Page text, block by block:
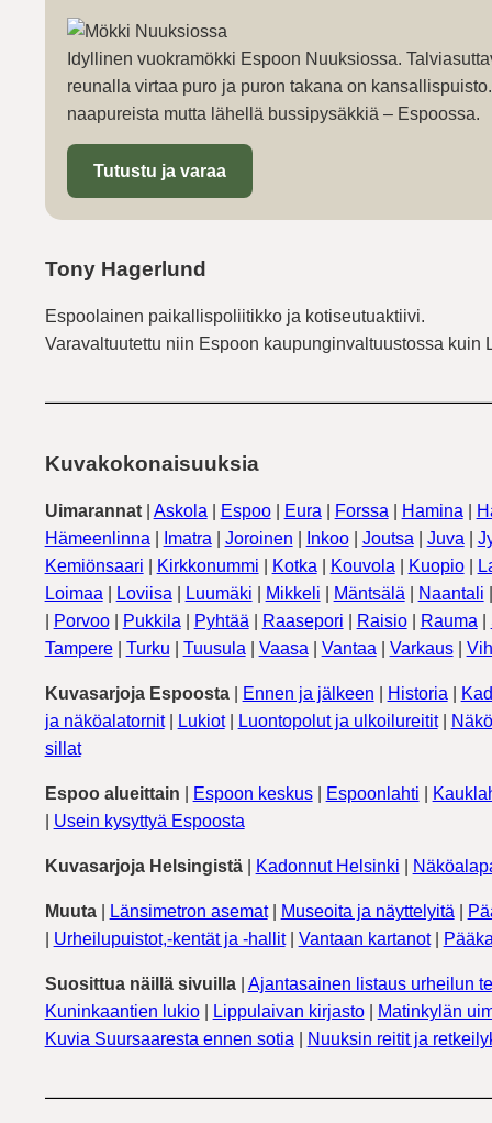
Idyllinen vuokramökki Espoon Nuuksiossa.
reunalla virtaa puro ja puron takana on
naapureista mutta lähellä bussipysäkkiä – Espoossa.
Tutustu ja varaa
Tony Hagerlund
Espoolainen paikallispoliitikko ja kotiseutuaktiivi.
Varavaltuutettu niin Espoon kaupunginvaltuustossa
Kuvakokonaisuuksia
Uimarannat| Askola| Espoo| Eura| Forssa| Hamina|
Hämeenlinna| Imatra| Joroinen Inkoo| Joutsa| Juva|
Kemiönsaari
Kirkkonummi Kotka| Kouvola| Kuopio|
Loimaa| Loviisa| Luumäki Mikkeli Mäntsälä| Naantali
Porvoo| Pukkila| Pyhtää| Raasepori Raisio| Rauma|
Tampere| Turku Tuusula| Vaasa| Vantaa| Varkaus|
Kuvasarjoja Espoosta| Ennen ja jälkeen Historia|
ja näköalatornit| Lukiot| Luontopolut ja ulkoilureitit|
sillat
Espoo alueittain Espoon keskus| Espoonlahti
Usein kysyttyä Espoosta
Kuvasarjoja Helsingistä| Kadonnut Helsinki
Muuta| Länsimetron asemat| Museoita ja näyttelyitä|
Urheilupuistot,-kentät ja -hallit| Vantaan kartanot|
Suosittua näillä sivuilla| Ajantasainen listaus urheilun
Kuninkaantien lukio| Lippulaivan kirjasto|
Matinkylän
Kuvia Suursaaresta ennen sotia| Nuuksin reitit ja